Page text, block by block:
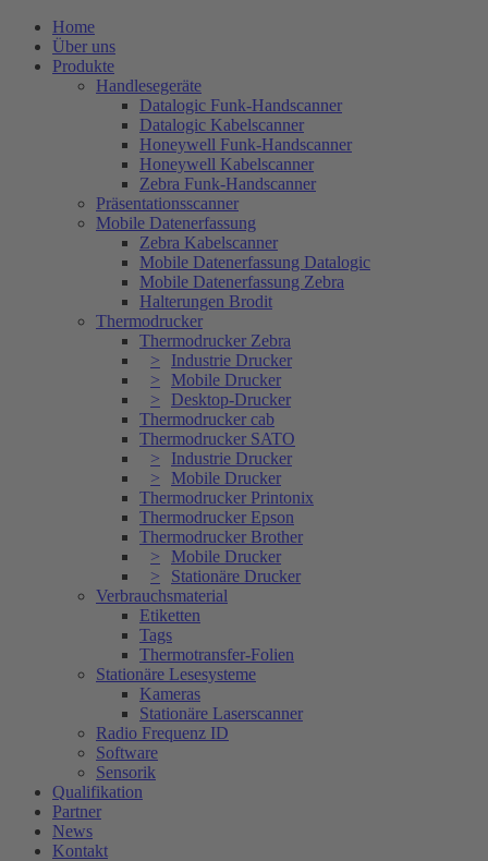
Home
Über uns
Produkte
Handlesegeräte
Datalogic Funk-Handscanner
Datalogic Kabelscanner
Honeywell Funk-Handscanner
Honeywell Kabelscanner
Zebra Funk-Handscanner
Präsentationsscanner
Mobile Datenerfassung
Zebra Kabelscanner
Mobile Datenerfassung Datalogic
Mobile Datenerfassung Zebra
Halterungen Brodit
Thermodrucker
Thermodrucker Zebra
Industrie Drucker
Mobile Drucker
Desktop-Drucker
Thermodrucker cab
Thermodrucker SATO
Industrie Drucker
Mobile Drucker
Thermodrucker Printonix
Thermodrucker Epson
Thermodrucker Brother
Mobile Drucker
Stationäre Drucker
Verbrauchsmaterial
Etiketten
Tags
Thermotransfer-Folien
Stationäre Lesesysteme
Kameras
Stationäre Laserscanner
Radio Frequenz ID
Software
Sensorik
Qualifikation
Partner
News
Kontakt